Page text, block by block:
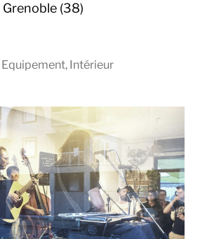
Grenoble (38)
Equipement, Intérieur